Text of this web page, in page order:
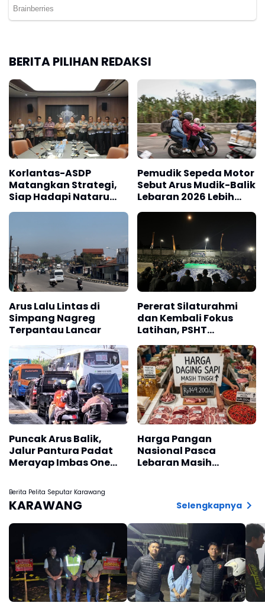
BERITA PILIHAN REDAKSI
Korlantas-ASDP
Matangkan Strategi,
Siap Hadapi Nataru
2026 dan Mudik
Lebaran 2027
Pemudik Sepeda Motor
Sebut Arus Mudik-Balik
Lebaran 2026 Lebih
Lancar
Arus Lalu Lintas di
Simpang Nagreg
Terpantau Lancar
Pererat Silaturahmi
dan Kembali Fokus
Latihan, PSHT
Karawang Gelar Halal
Bihalal Akbar di
Padepokan Among
Rasa
Puncak Arus Balik,
Jalur Pantura Padat
Merayap Imbas One
Harga Pangan
Nasional Pasca
Lebaran Masih
Berita Pelita Seputar Karawang
KARAWANG Selengkapnya